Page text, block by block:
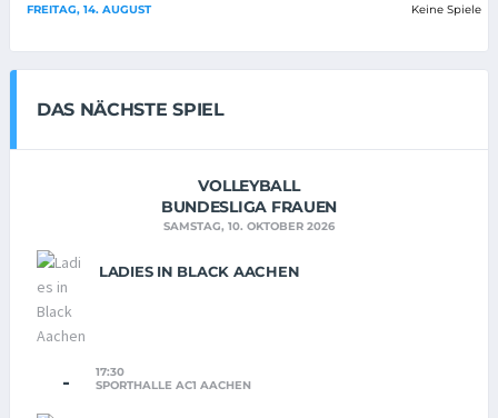
FREITAG, 14. AUGUST Keine Spiele
DAS NÄCHSTE SPIEL
VOLLEYBALL
BUNDESLIGA FRAUEN
SAMSTAG, 10. OKTOBER 2026
LADIES IN BLACK AACHEN
-
17:30
SPORTHALLE AC1 AACHEN